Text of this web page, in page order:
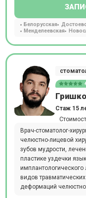
Белорусская
Менделеевская
Стаж 15
Врач-стоматолог-
челюстно-лицевой
зубов мудрости,
пластике уздечки
видов
деформаций